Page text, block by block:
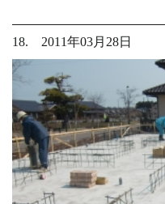
18. 2011年03月28日